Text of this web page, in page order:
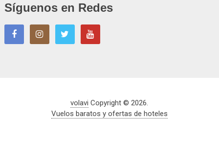
Síguenos en Redes
volavi Copyright © 2026.
Vuelos baratos y ofertas de hoteles